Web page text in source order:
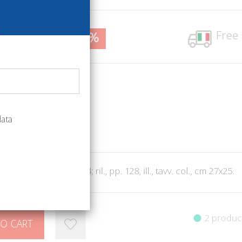
€ 30,00 10%
Inglese. Budoia, 2014; ril., pp. 128, ill., tavv. col., cm 27x25.
CART 2